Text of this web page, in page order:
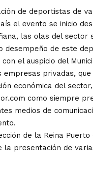
de deportistas de
el evento se inicio
las olas del sector
desempeño de este
el auspicio del
empresas privadas,
económica del sector,
como siempre
medios de
de la Reina Puerto
la presentación de